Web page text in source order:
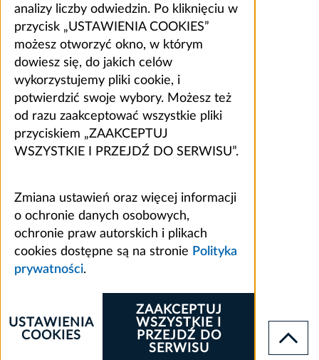
analizy liczby odwiedzin. Po kliknięciu w
przycisk „USTAWIENIA COOKIES”
możesz otworzyć okno, w którym
dowiesz się, do jakich celów
wykorzystujemy pliki cookie, i
potwierdzić swoje wybory. Możesz też
od razu zaakceptować wszystkie pliki
przyciskiem „ZAAKCEPTUJ
WSZYSTKIE I PRZEJDŹ DO SERWISU”.
Zmiana ustawień oraz więcej informacji
o ochronie danych osobowych,
ochronie praw autorskich i plikach
cookies dostępne są na stronie Polityka
prywatności.
ZAAKCEPTUJ
WSZYSTKIE I
PRZEJDŹ DO
SERWISU
USTAWIENIA
COOKIES